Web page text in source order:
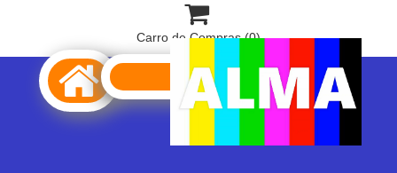

Carro de Compras (0)
